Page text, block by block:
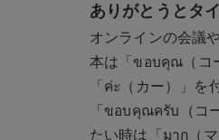
ありがとうとタ
オンラインの会議
本は「ขอบคุณ（コ
「ค่ะ（カー）」
「ขอบคุณครับ（コ
たい時は「มาก（